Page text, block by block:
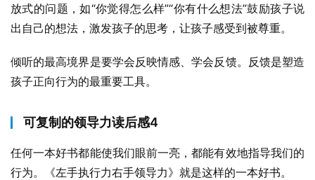
放式的问题，如“你觉得怎么样”“你有什么想法”鼓励孩子说
出自己的想法，激发孩子的思考，让孩子感受到被尊重。
倾听的最高境界是要学会反映情感、学会反馈。反馈是塑造
孩子正向行为的最重要工具。
可复制的领导力读后感4
任何一本好书都能使我们眼前一亮，都能有效地指导我们的
行为。《左手执行力右手领导力》就是这样的一本好书。